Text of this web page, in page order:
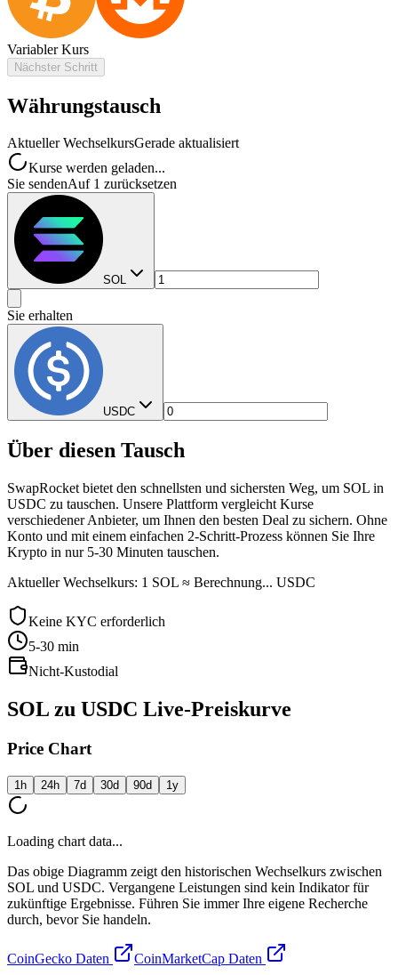
Variabler Kurs
Nächster Schritt
Währungstausch
Aktueller WechselkursGerade aktualisiert
Kurse werden geladen...
Sie sendenAuf 1 zurücksetzen
SOL
Sie erhalten
USDC
Über diesen Tausch
SwapRocket bietet den schnellsten und sichersten Weg, um SOL in
USDC zu tauschen. Unsere Plattform vergleicht Kurse
verschiedener Anbieter, um Ihnen den besten Deal zu sichern. Ohne
Konto und mit einem einfachen 2-Schritt-Prozess können Sie Ihre
Krypto in nur 5-30 Minuten tauschen.
Aktueller Wechselkurs: 1 SOL ≈ Berechnung... USDC
Keine KYC erforderlich
5-30 min
Nicht-Kustodial
SOL zu USDC Live-Preiskurve
Price Chart
1h 24h 7d 30d 90d 1y
Loading chart data...
Das obige Diagramm zeigt den historischen Wechselkurs zwischen
SOL und USDC. Vergangene Leistungen sind kein Indikator für
zukünftige Ergebnisse. Führen Sie immer Ihre eigene Recherche
durch, bevor Sie handeln.
CoinGecko Daten CoinMarketCap Daten